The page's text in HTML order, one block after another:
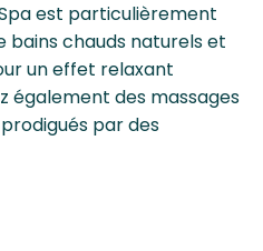
est particulièrement
bains chauds naturels et
un effet relaxant
également des massages
par des